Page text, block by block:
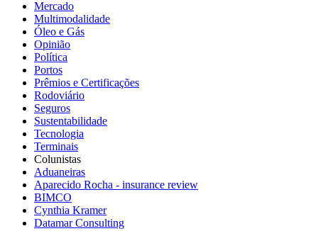
Mercado
Multimodalidade
Óleo e Gás
Opinião
Política
Portos
Prêmios e Certificações
Rodoviário
Seguros
Sustentabilidade
Tecnologia
Terminais
Colunistas
Aduaneiras
Aparecido Rocha - insurance review
BIMCO
Cynthia Kramer
Datamar Consulting